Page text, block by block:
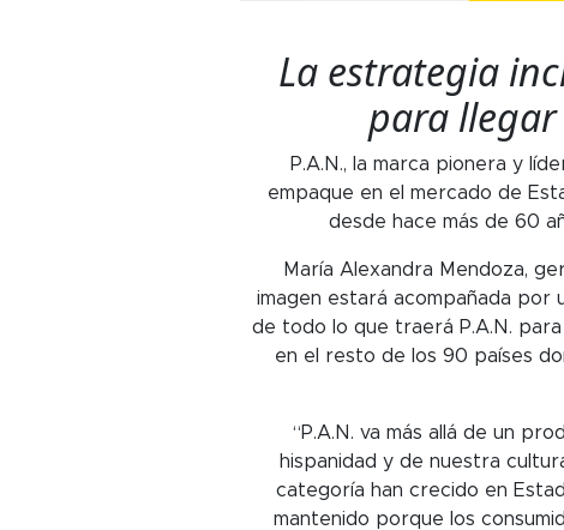
La estrategia
para
P.A.N., la marca pionera y
empaque en el mercado de
desde hace más de 60
María Alexandra Mendoza,
imagen estará acompañada por
de todo lo que traerá P.A.N.
en el resto de los 90 países
“P.A.N. va más allá de un
hispanidad y de nuestra
categoría han crecido en
mantenido porque los